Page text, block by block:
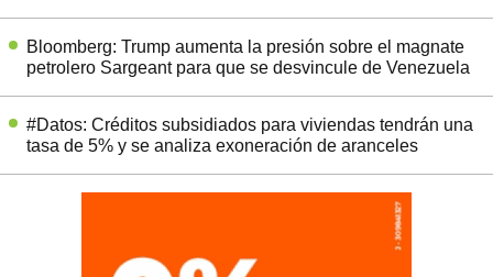
Bloomberg: Trump aumenta la presión sobre el magnate
petrolero Sargeant para que se desvincule de Venezuela
#Datos: Créditos subsidiados para viviendas tendrán una
tasa de 5% y se analiza exoneración de aranceles